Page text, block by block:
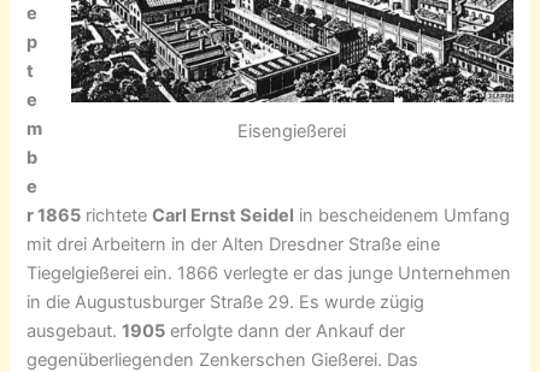
Eisengießerei
e
p
t
e
m
b
e
r 1865 richteteCarl Ernst Seidel in bescheidenem Umfang
mit drei Arbeitern in der Alten Dresdner Straße eine
Tiegelgießerei ein. 1866 verlegte er das junge Unternehmen
in die Augustusburger Straße 29. Es wurde zügig
ausgebaut.1905 erfolgte dann der Ankauf der
gegenüberliegenden Zenkerschen Gießerei. Das